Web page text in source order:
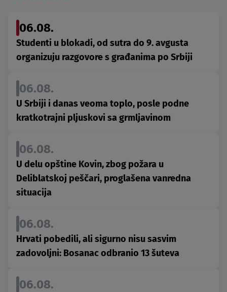
06.08.
Studenti u blokadi, od sutra do 9. avgusta
organizuju razgovore s građanima po Srbiji
06.08.
U Srbiji i danas veoma toplo, posle podne
kratkotrajni pljuskovi sa grmljavinom
06.08.
U delu opštine Kovin, zbog požara u
Deliblatskoj peščari, proglašena vanredna
situacija
06.08.
Hrvati pobedili, ali sigurno nisu sasvim
zadovoljni: Bosanac odbranio 13 šuteva
06.08.